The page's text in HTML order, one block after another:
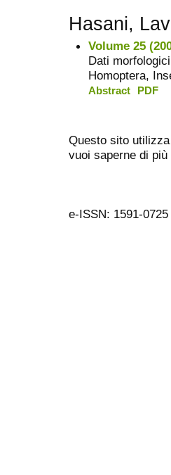
Hasani,
Volume 25
Dati
Homoptera,
Abstract PDF
Questo sito
vuoi saperne di
e-ISSN: 1591-0725